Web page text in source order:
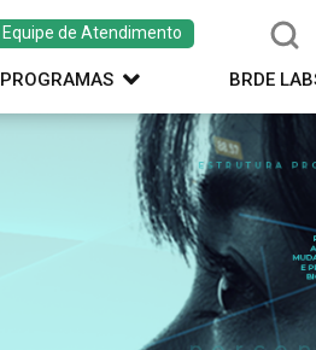
Equipe de Atendimento
PROGRAMAS BRDE